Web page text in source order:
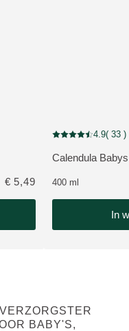
personen
€ 5,49
BEKIJK
Calendula
Beoordeling: 4.9
4.9( 33 )
400 ml
In
BABY'S,